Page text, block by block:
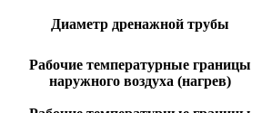
Диаметр дренажной трубы
Рабочие температурные границы
наружного воздуха (нагрев)